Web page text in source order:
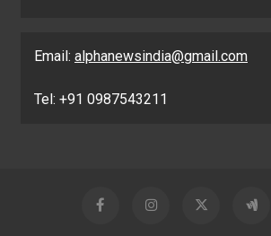
Email: alphanewsindia@gmail.com
Tel: +91 0987543211